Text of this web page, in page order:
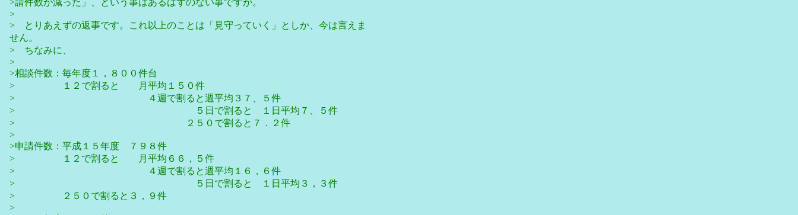
>請件数が減った」、という事はあるはずのない事ですが。
>
> とりあえずの返事です。これ以上のことは「見守っていく」としか、今は言えま
せん。
> ちなみに、
>
>相談件数：毎年度１，８００件台
> １２で割ると 月平均１５０件
> ４週で割ると週平均３７、５件
> ５日で割ると １日平均７、５件
> ２５０で割ると７．２件
>
>申請件数：平成１５年度 ７９８件
> １２で割ると 月平均６６，５件
> ４週で割ると週平均１６，６件
> ５日で割ると １日平均３，３件
> ２５０で割ると３，９件
>